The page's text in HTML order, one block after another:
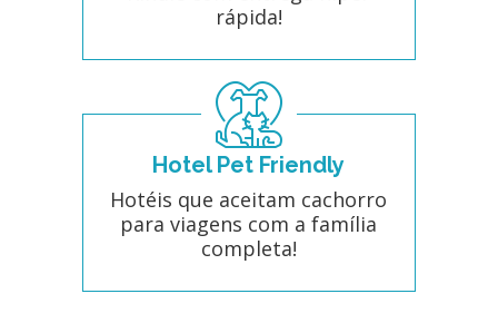
rápida!
Hotel Pet Friendly
Hotéis que aceitam cachorro
para viagens com a família
completa!